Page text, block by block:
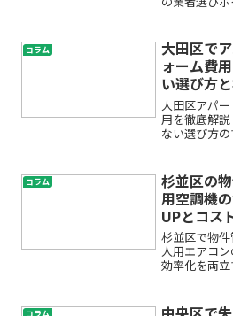
くなってき
て、「リフ
れくらいか
に頼みたい
コラム
大田区で
ォーム費
い選び方
大田区アパ
用を徹底解
ない選び方
ンをリフォ
や相場がわ
相談したら
や、見積も
コラム
杉並区の
用空調機
UPとコス
杉並区で物
人用エアコ
効率化を両
故障してし
入れ替え時
支障やコス